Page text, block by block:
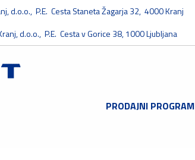
d.o.o., P.E. Cesta Staneta Žagarja 32, 4000 Kranj
d.o.o., P.E. Cesta v Gorice 38, 1000 Ljubljana
PRODAJNI PROGRAM